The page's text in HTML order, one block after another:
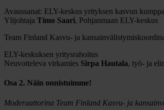
Avaussanat: ELY-keskus yrityksen kasvun
Ylijohtaja Timo Saari, Pohjanmaan ELY-keskus
Team Finland Kasvu- ja
ELY-keskuksen yritysrahoitus
Neuvotteleva virkamies Sirpa Hautala, työ- ja
Osa 2. Näin onnistuimme!
Moderaattorina Team Finland Kasvu- ja